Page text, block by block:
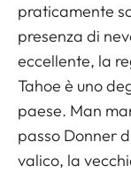
praticamente
presenza di
eccellente, la
Tahoe è uno
paese. Man
passo Donner
valico, la